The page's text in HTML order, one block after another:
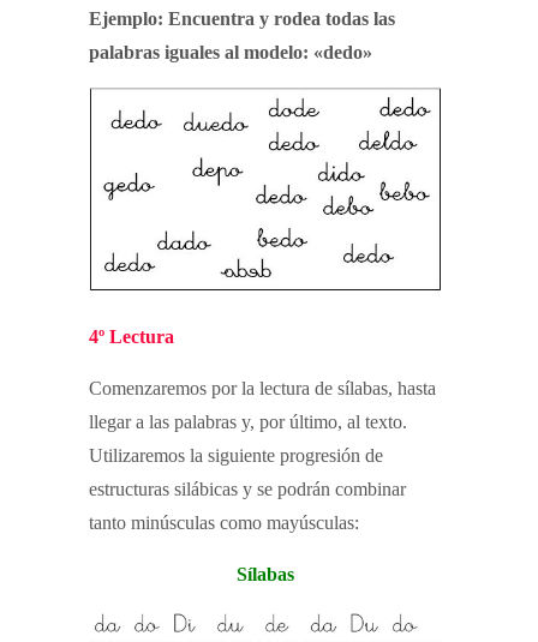
Ejemplo: Encuentra y rodea todas las
palabras iguales al modelo: «dedo»
4º Lectura
Comenzaremos por la lectura de sílabas, hasta
llegar a las palabras y, por último, al texto.
Utilizaremos la siguiente progresión de
estructuras silábicas y se podrán combinar
tanto minúsculas como mayúsculas:
Sílabas